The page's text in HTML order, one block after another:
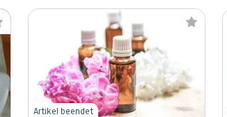
Artikel beendet